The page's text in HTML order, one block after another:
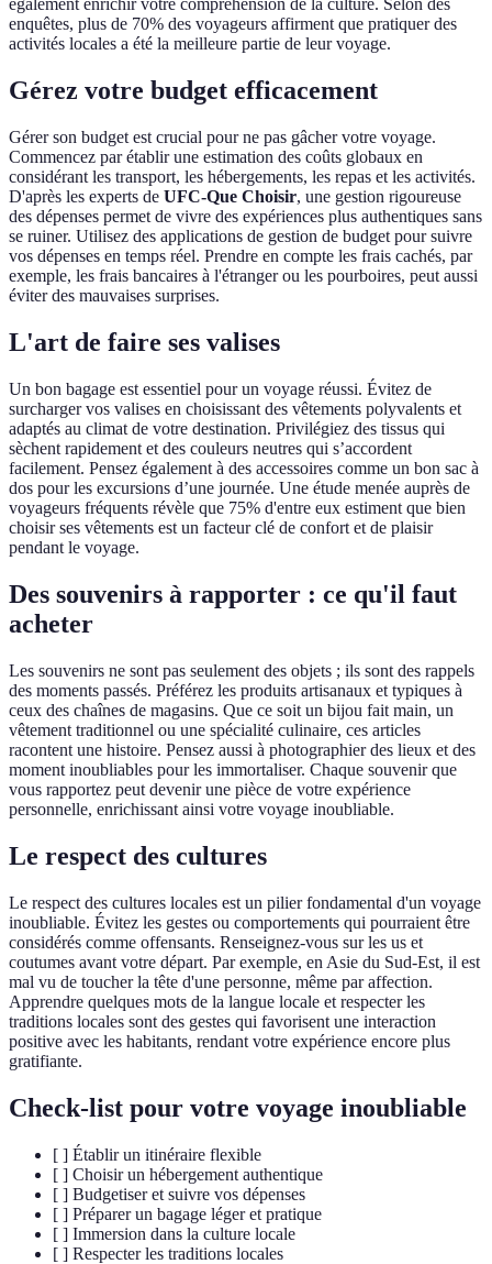
également enrichir votre compréhension de la culture. Selon des
enquêtes, plus de 70% des voyageurs affirment que pratiquer des
activités locales a été la meilleure partie de leur voyage.
Gérez votre budget efficacement
Gérer son budget est crucial pour ne pas gâcher votre voyage.
Commencez par établir une estimation des coûts globaux en
considérant les transport, les hébergements, les repas et les activités.
D'après les experts de UFC-Que Choisir, une gestion rigoureuse
des dépenses permet de vivre des expériences plus authentiques sans
se ruiner. Utilisez des applications de gestion de budget pour suivre
vos dépenses en temps réel. Prendre en compte les frais cachés, par
exemple, les frais bancaires à l'étranger ou les pourboires, peut aussi
éviter des mauvaises surprises.
L'art de faire ses valises
Un bon bagage est essentiel pour un voyage réussi. Évitez de
surcharger vos valises en choisissant des vêtements polyvalents et
adaptés au climat de votre destination. Privilégiez des tissus qui
sèchent rapidement et des couleurs neutres qui s’accordent
facilement. Pensez également à des accessoires comme un bon sac à
dos pour les excursions d’une journée. Une étude menée auprès de
voyageurs fréquents révèle que 75% d'entre eux estiment que bien
choisir ses vêtements est un facteur clé de confort et de plaisir
pendant le voyage.
Des souvenirs à rapporter : ce qu'il faut
acheter
Les souvenirs ne sont pas seulement des objets ; ils sont des rappels
des moments passés. Préférez les produits artisanaux et typiques à
ceux des chaînes de magasins. Que ce soit un bijou fait main, un
vêtement traditionnel ou une spécialité culinaire, ces articles
racontent une histoire. Pensez aussi à photographier des lieux et des
moment inoubliables pour les immortaliser. Chaque souvenir que
vous rapportez peut devenir une pièce de votre expérience
personnelle, enrichissant ainsi votre voyage inoubliable.
Le respect des cultures
Le respect des cultures locales est un pilier fondamental d'un voyage
inoubliable. Évitez les gestes ou comportements qui pourraient être
considérés comme offensants. Renseignez-vous sur les us et
coutumes avant votre départ. Par exemple, en Asie du Sud-Est, il est
mal vu de toucher la tête d'une personne, même par affection.
Apprendre quelques mots de la langue locale et respecter les
traditions locales sont des gestes qui favorisent une interaction
positive avec les habitants, rendant votre expérience encore plus
gratifiante.
Check-list pour votre voyage inoubliable
[ ] Établir un itinéraire flexible
[ ] Choisir un hébergement authentique
[ ] Budgetiser et suivre vos dépenses
[ ] Préparer un bagage léger et pratique
[ ] Immersion dans la culture locale
[ ] Respecter les traditions locales